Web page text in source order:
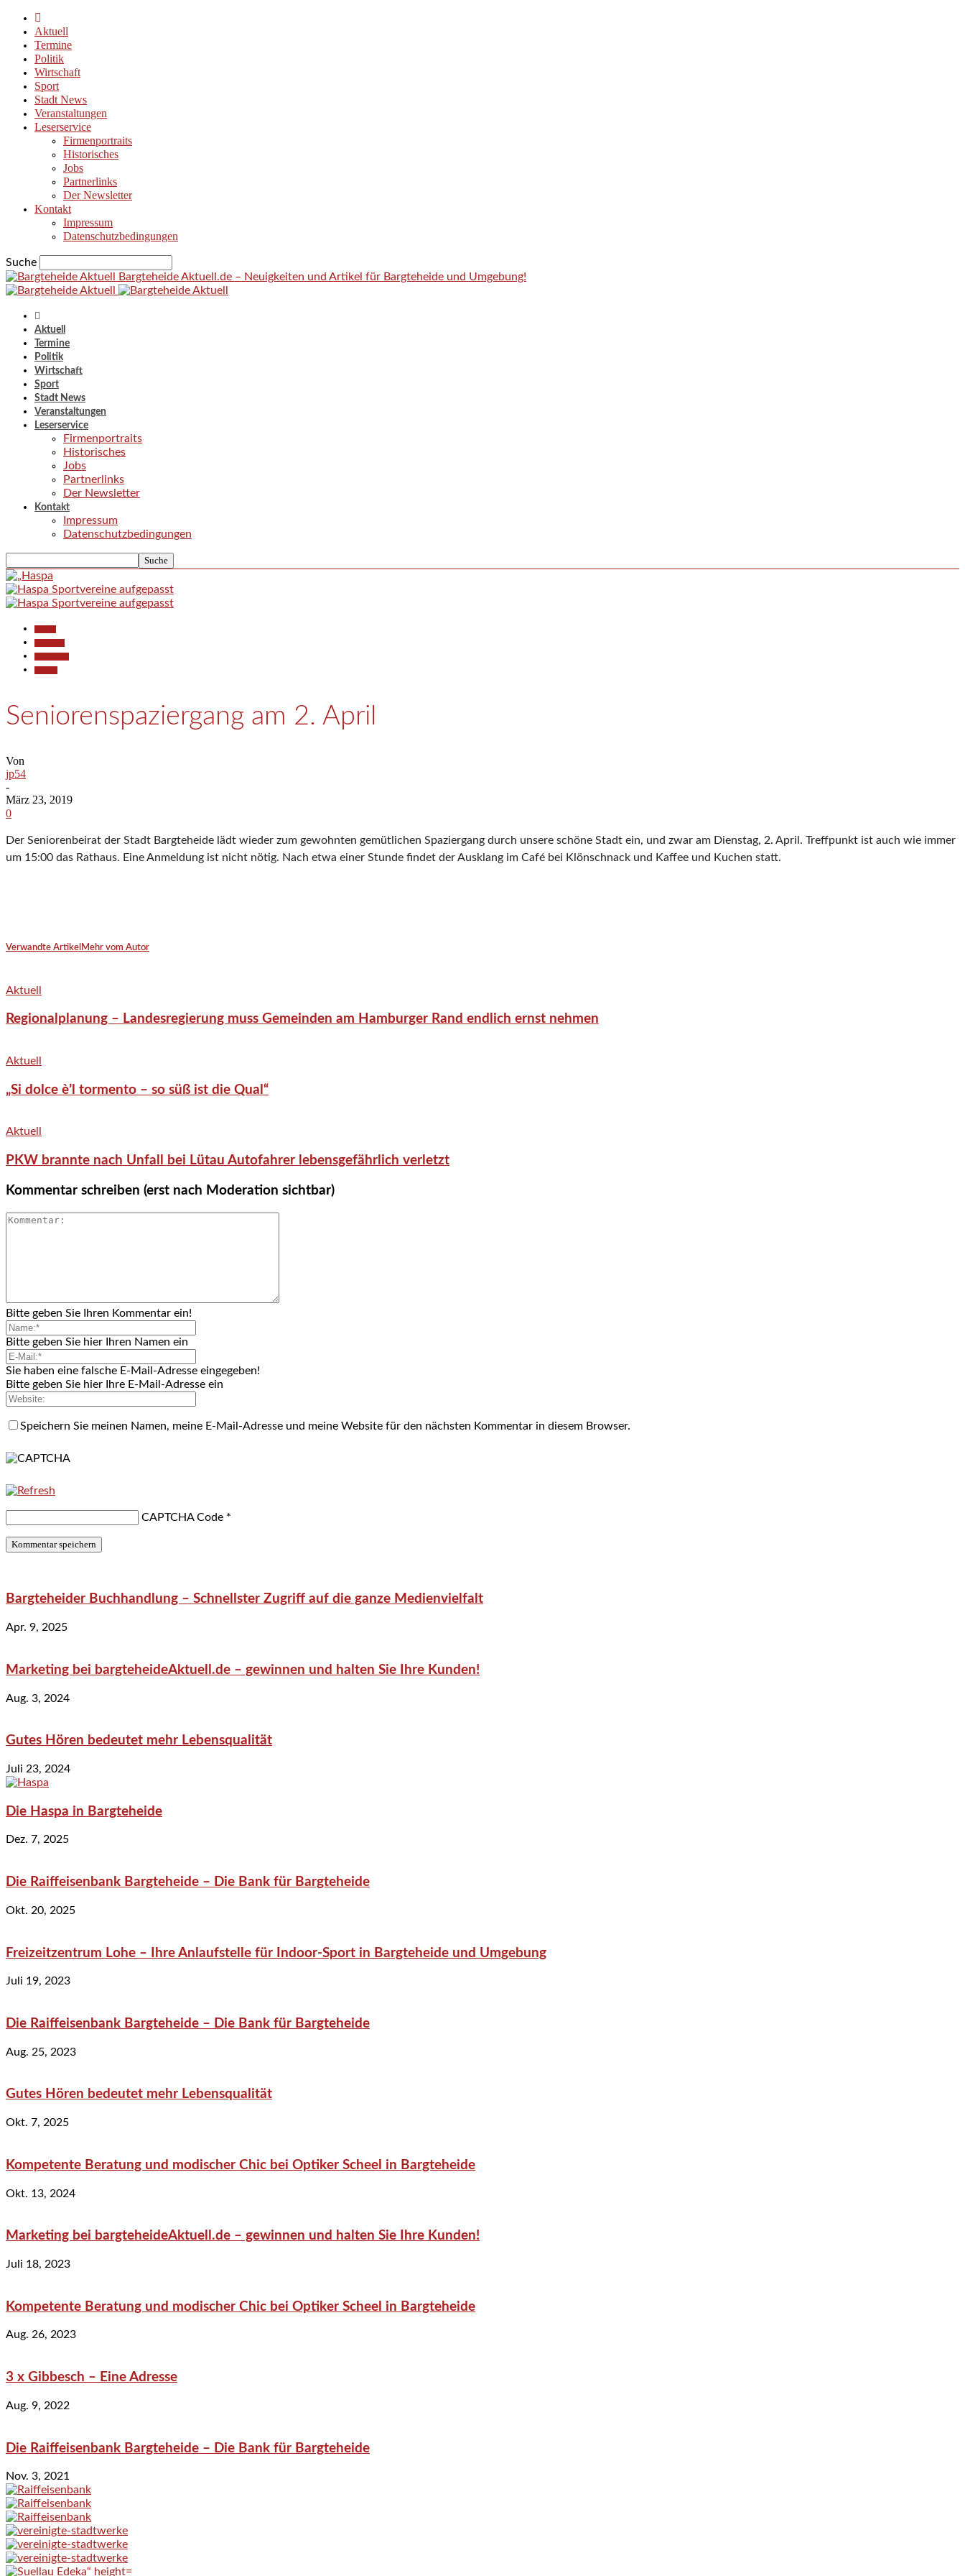
Aktuell
Termine
Politik
Wirtschaft
Sport
Stadt News
Veranstaltungen
Leserservice
Firmenportraits
Historisches
Jobs
Partnerlinks
Der Newsletter
Kontakt
Impressum
Datenschutzbedingungen
Suche
Bargteheide Aktuell.de – Neuigkeiten und Artikel für Bargteheide und Umgebung!
Aktuell
Termine
Politik
Wirtschaft
Sport
Stadt News
Veranstaltungen
Leserservice
Firmenportraits
Historisches
Jobs
Partnerlinks
Der Newsletter
Kontakt
Impressum
Datenschutzbedingungen
Seniorenspaziergang am 2. April
Von
jp54
-
März 23, 2019
0
Der Seniorenbeirat der Stadt Bargteheide lädt wieder zum gewohnten gemütlichen Spaziergang durch unsere schöne Stadt ein, und zwar am Dienstag, 2. April. Treffpunkt ist auch wie immer
um 15:00 das Rathaus. Eine Anmeldung ist nicht nötig. Nach etwa einer Stunde findet der Ausklang im Café bei Klönschnack und Kaffee und Kuchen statt.
Verwandte Artikel Mehr vom Autor
Aktuell
Regionalplanung – Landesregierung muss Gemeinden am Hamburger Rand endlich ernst nehmen
Aktuell
„Si dolce è’l tormento – so süß ist die Qual“
Aktuell
PKW brannte nach Unfall bei Lütau Autofahrer lebensgefährlich verletzt
Kommentar schreiben (erst nach Moderation sichtbar)
Bitte geben Sie Ihren Kommentar ein!
Bitte geben Sie hier Ihren Namen ein
Sie haben eine falsche E-Mail-Adresse eingegeben!
Bitte geben Sie hier Ihre E-Mail-Adresse ein
Speichern Sie meinen Namen, meine E-Mail-Adresse und meine Website für den nächsten Kommentar in diesem Browser.
CAPTCHA Code *
Bargteheider Buchhandlung – Schnellster Zugriff auf die ganze Medienvielfalt
Apr. 9, 2025
Marketing bei bargteheideAktuell.de – gewinnen und halten Sie Ihre Kunden!
Aug. 3, 2024
Gutes Hören bedeutet mehr Lebensqualität
Juli 23, 2024
Die Haspa in Bargteheide
Dez. 7, 2025
Die Raiffeisenbank Bargteheide – Die Bank für Bargteheide
Okt. 20, 2025
Freizeitzentrum Lohe – Ihre Anlaufstelle für Indoor-Sport in Bargteheide und Umgebung
Juli 19, 2023
Die Raiffeisenbank Bargteheide – Die Bank für Bargteheide
Aug. 25, 2023
Gutes Hören bedeutet mehr Lebensqualität
Okt. 7, 2025
Kompetente Beratung und modischer Chic bei Optiker Scheel in Bargteheide
Okt. 13, 2024
Marketing bei bargteheideAktuell.de – gewinnen und halten Sie Ihre Kunden!
Juli 18, 2023
Kompetente Beratung und modischer Chic bei Optiker Scheel in Bargteheide
Aug. 26, 2023
3 x Gibbesch – Eine Adresse
Aug. 9, 2022
Die Raiffeisenbank Bargteheide – Die Bank für Bargteheide
Nov. 3, 2021